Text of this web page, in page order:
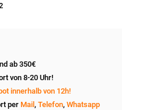
ab 350€
von 8-20 Uhr!
innerhalb von 12h!
per Mail , Telefon, Whatsapp